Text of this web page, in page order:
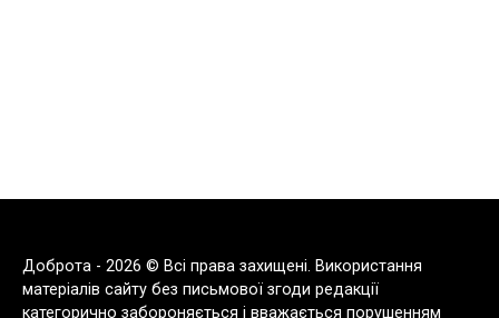
Доброта - 2026 © Всі права захищені. Використання
матеріалів сайту без письмової згоди редакції
категорично забороняється і вважається порушенням